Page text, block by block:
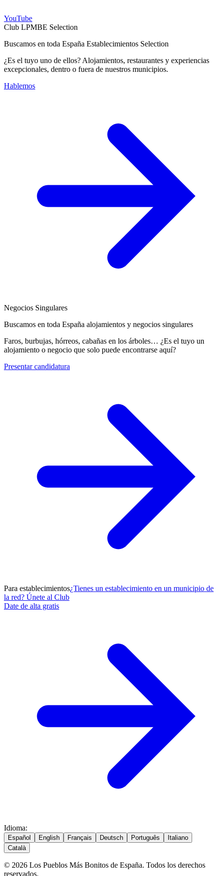
YouTube
Club LPMBE Selection
Buscamos en toda España Establecimientos Selection
¿Es el tuyo uno de ellos? Alojamientos, restaurantes y experiencias
excepcionales, dentro o fuera de nuestros municipios.
Hablemos
Negocios Singulares
Buscamos en toda España alojamientos y negocios singulares
Faros, burbujas, hórreos, cabañas en los árboles… ¿Es el tuyo un
alojamiento o negocio que solo puede encontrarse aquí?
Presentar candidatura
Para establecimientos¿Tienes un establecimiento en un municipio de
la red? Únete al Club
Date de alta gratis
Idioma:
Español English Français Deutsch Português
Italiano
Català
© 2026 Los Pueblos Más Bonitos de España. Todos los derechos
reservados.